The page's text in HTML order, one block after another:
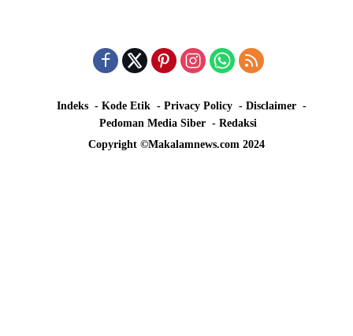
Indeks Kode Etik Privacy Policy
Disclaimer
Pedoman Media Siber
Redaksi
Copyright ©Makalamnews.com 2024